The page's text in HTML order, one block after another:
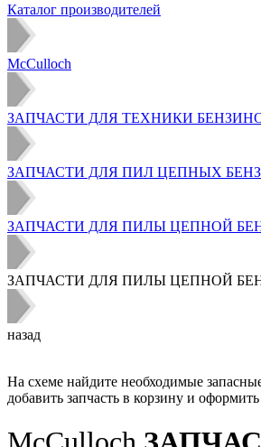
Каталог производителей
McCulloch
ЗАПЧАСТИ ДЛЯ ТЕХНИКИ
ЗАПЧАСТИ ДЛЯ ПИЛ ЦЕПНЫХ
ЗАПЧАСТИ ДЛЯ ПИЛЫ ЦЕПНОЙ
ЗАПЧАСТИ ДЛЯ ПИЛЫ ЦЕПНОЙ
назад
На схеме найдите необходимые
добавить запчасть в корзину и оформить